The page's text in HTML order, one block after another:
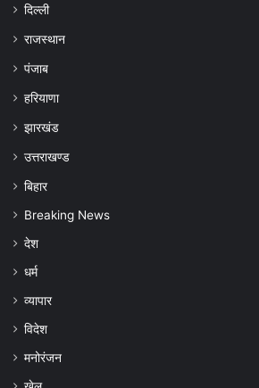
दिल्ली
राजस्थान
पंजाब
हरियाणा
झारखंड
उत्तराखण्ड
बिहार
Breaking News
देश
धर्म
व्यापार
विदेश
मनोरंजन